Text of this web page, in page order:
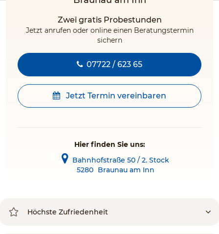
Zwei gratis Probestunden
Jetzt anrufen oder online einen Beratungstermin
sichern
07722 / 623 65
Jetzt Termin vereinbaren
Hier finden Sie uns:
Bahnhofstraße 50 / 2. Stock
5280 Braunau am Inn
Höchste Zufriedenheit